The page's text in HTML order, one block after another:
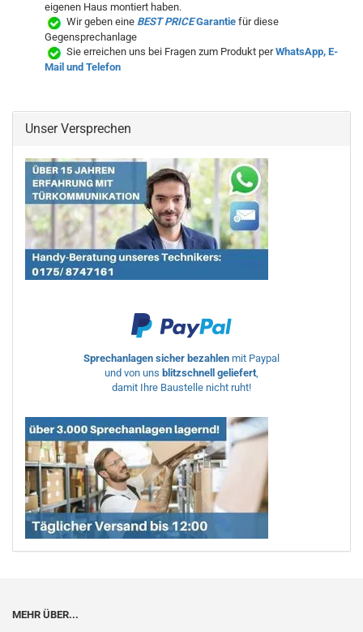
eigenen Haus montiert haben.
Wir geben eine BEST PRICEGarantie für diese
Gegensprechanlage
Sie erreichen uns bei Fragen zum Produkt perWhatsApp, E-
Mail und Telefon
Unser Versprechen
Sprechanlagen sicher bezahlen mit Paypal
und von uns blitzschnell geliefert,
damit Ihre Baustelle nicht ruht!
MEHR ÜBER...